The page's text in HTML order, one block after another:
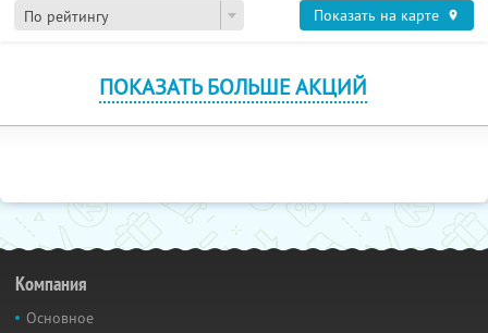
По рейтингу Показать на карте
ПОКАЗАТЬ БОЛЬШЕ АКЦИЙ
Компания
Основное